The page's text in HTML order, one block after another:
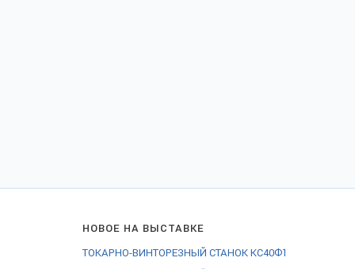
НОВОЕ НА ВЫСТАВКЕ
ТОКАРНО-ВИНТОРЕЗНЫЙ СТАНОК КС40Ф1